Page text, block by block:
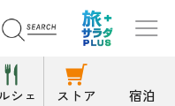
シェ ストア 宿泊
覧船SANREMO(サンレモ)